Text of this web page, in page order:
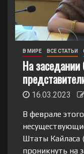
В МИРЕ ВСЕ СТАТЬИ
На заседании
16.03.2023
В феврале
Штаты Кайласа
проникнуть на